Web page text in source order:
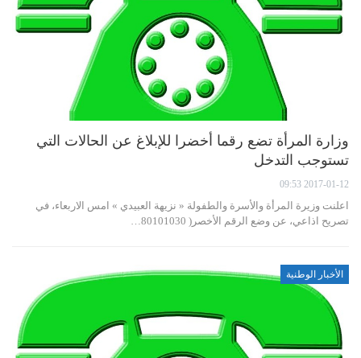
وزارة المرأة تضع رقما أخضرا للإبلاغ عن الحالات التي
تستوجب التدخل
2017-01-12 09:53
اعلنت وزيرة المرأة والأسرة والطفولة « نزيهة العبيدي » امس الاربعاء، في
تصريح اذاعي، عن وضع الرقم الأخصر( 80101030…
الأخبار الوطنية